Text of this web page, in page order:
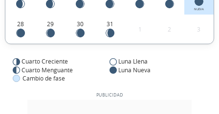
NUEVA
28 29 30 31
1 2 3
Cuarto Creciente
Luna Llena
Cuarto Menguante
Luna Nueva
Cambio de fase